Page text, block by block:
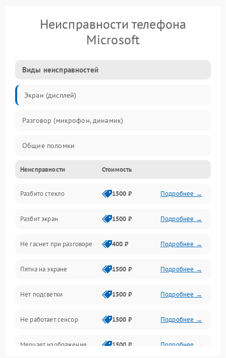
Неисправности телефона
Microsoft
Виды неисправностей
Экран (дисплей)
Разговор (микрофон, динамик)
Общие поломки
Проблемы связи
Камеры
Проблемы с дисплеем и сенсором
Зарядка
Проблемы с питанием, зарядкой и аккумулятором
Проблемы с работой системы, корпусом и другие
Неисправности Стоимость
Разбито стекло 1500 ₽ Подробнее →
Разбит экран 1500 ₽ Подробнее →
Не гаснет при разговоре 400 ₽ Подробнее →
Пятна на экране 1500 ₽ Подробнее →
Нет подсветки 1500 ₽ Подробнее →
Не работает сенсор 1500 ₽ Подробнее →
Мерцает изображение 1500 ₽ Подробнее →